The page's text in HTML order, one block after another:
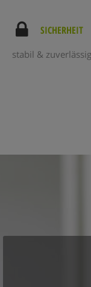
SICHERHEIT
stabil & zuverlässig